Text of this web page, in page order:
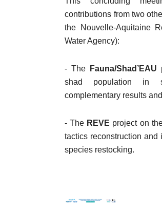
contributions from two
the Nouvelle-Aquitaine
Water Agency):
- The Fauna/Shad’EAU
shad population in
complementary results
- The REVE project on
tactics reconstruction
species restocking.